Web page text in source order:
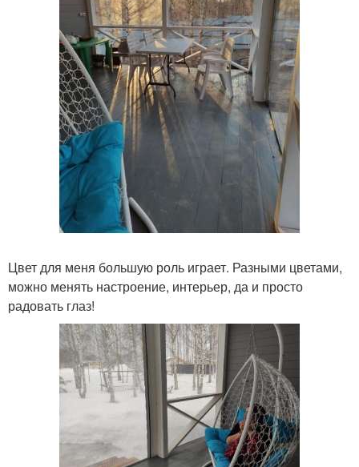
Цвет для меня большую роль играет. Разными цветами,
можно менять настроение, интерьер, да и просто
радовать глаз!